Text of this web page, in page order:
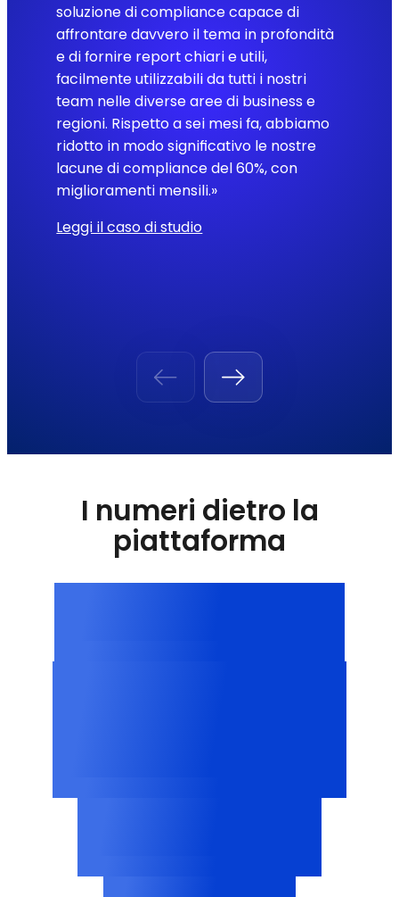
soluzione di compliance capace di
affrontare davvero il tema in profondità
e di fornire report chiari e utili,
facilmente utilizzabili da tutti i nostri
team nelle diverse aree di business e
regioni. Rispetto a sei mesi fa, abbiamo
ridotto in modo significativo le nostre
lacune di compliance del 60%, con
miglioramenti mensili.»
Leggi il caso di studio
I numeri dietro la
piattaforma